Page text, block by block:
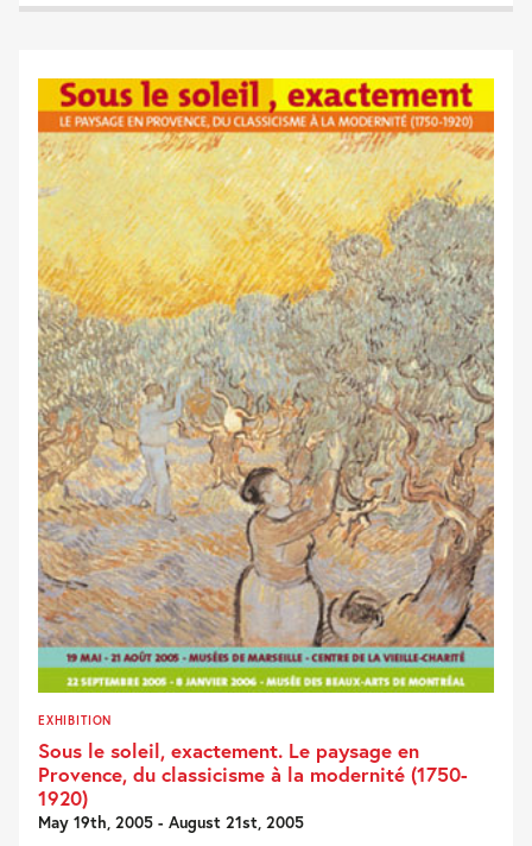
EXHIBITION
Sous le soleil, exactement. Le paysage en
Provence, du classicisme à la modernité (1750-
1920)
May 19th, 2005 - August 21st, 2005